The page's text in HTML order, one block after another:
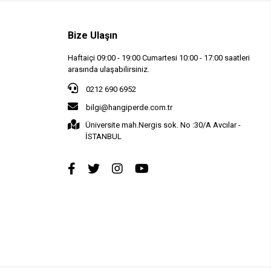
Bize Ulaşın
Haftaiçi 09:00 - 19:00 Cumartesi 10:00 - 17:00 saatleri
arasında ulaşabilirsiniz.
0212 690 6952
bilgi@hangiperde.com.tr
Üniversite mah.Nergis sok. No :30/A Avcılar -
İSTANBUL